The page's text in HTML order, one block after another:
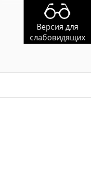
Версия для
слабовидящих